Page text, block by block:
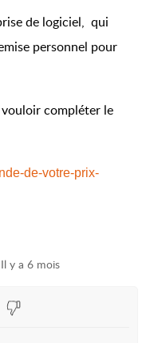
de logiciel, qui
personnel pour
compléter le
de-votre-prix-
Il y a 6 mois